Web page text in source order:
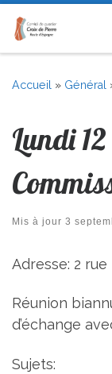
Skip to content
Accueil » Général
Lundi
Mis à jour 3
Adresse: 2
Réunion
d’échange
Sujets: